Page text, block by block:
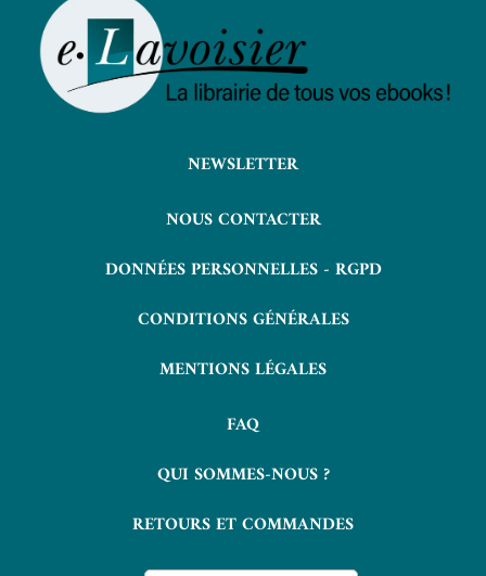
NEWSLETTER
NOUS CONTACTER
DONNÉES PERSONNELLES - RGPD
CONDITIONS GÉNÉRALES
MENTIONS LÉGALES
FAQ
QUI SOMMES-NOUS ?
RETOURS ET COMMANDES